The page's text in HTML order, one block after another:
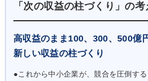
「次の収益の柱づくり」の考
高収益のまま100、300、500億
新しい収益の柱づくり
●これから中小企業が、競合を圧倒す